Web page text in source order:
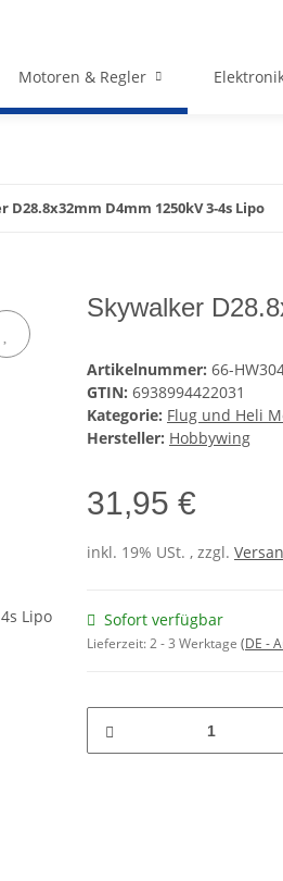
Motoren & Regler
D28.8x32mm D4mm 1250kV 3-4s Lipo
Skywalker
Artikelnummer: 66-
GTIN: 6938994422031
Kategorie: Flug und Heli
Hersteller: Hobbywing
31,95 €
inkl. 19% USt. , zzgl.
Sofort verfügbar
Lieferzeit:2 - 3 Werktage (DE -